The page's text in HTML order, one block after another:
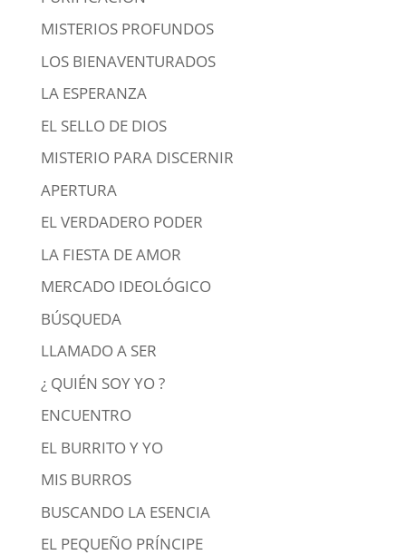
MISTERIOS PROFUNDOS
LOS BIENAVENTURADOS
LA ESPERANZA
EL SELLO DE DIOS
MISTERIO PARA DISCERNIR
APERTURA
EL VERDADERO PODER
LA FIESTA DE AMOR
MERCADO IDEOLÓGICO
BÚSQUEDA
LLAMADO A SER
¿ QUIÉN SOY YO ?
ENCUENTRO
EL BURRITO Y YO
MIS BURROS
BUSCANDO LA ESENCIA
EL PEQUEÑO PRÍNCIPE